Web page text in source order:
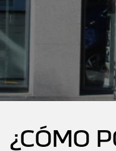
¿CÓMO